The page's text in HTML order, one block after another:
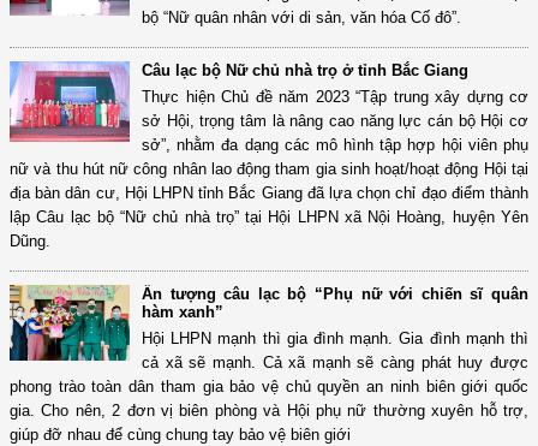
bộ “Nữ quân nhân với di sản, văn hóa Cố đô”.
Câu lạc bộ Nữ chủ nhà trọ ở tỉnh Bắc Giang
Thực hiện Chủ đề năm 2023 “Tập trung xây dựng cơ
sở Hội, trọng tâm là nâng cao năng lực cán bộ Hội cơ
sở”, nhằm đa dạng các mô hình tập hợp hội viên phụ
nữ và thu hút nữ công nhân lao động tham gia sinh hoạt/hoạt động Hội tại
địa bàn dân cư, Hội LHPN tỉnh Bắc Giang đã lựa chọn chỉ đạo điểm thành
lập Câu lạc bộ “Nữ chủ nhà trọ” tại Hội LHPN xã Nội Hoàng, huyện Yên
Dũng.
Ấn tượng câu lạc bộ “Phụ nữ với chiến sĩ quân
hàm xanh”
Hội LHPN mạnh thì gia đình mạnh. Gia đình mạnh thì
cả xã sẽ mạnh. Cả xã mạnh sẽ càng phát huy được
phong trào toàn dân tham gia bảo vệ chủ quyền an ninh biên giới quốc
gia. Cho nên, 2 đơn vị biên phòng và Hội phụ nữ thường xuyên hỗ trợ,
giúp đỡ nhau để cùng chung tay bảo vệ biên giới